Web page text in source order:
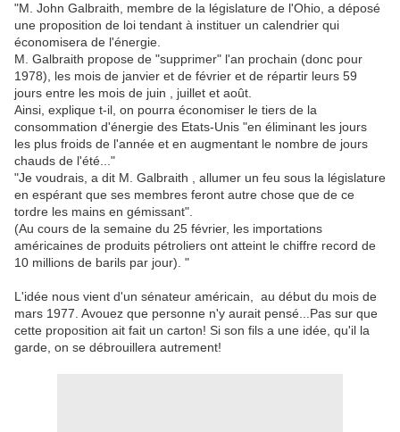
"M. John Galbraith, membre de la législature de l'Ohio, a déposé
une proposition de loi tendant à instituer un calendrier qui
économisera de l'énergie.
M. Galbraith propose de "supprimer" l'an prochain (donc pour
1978), les mois de janvier et de février et de répartir leurs 59
jours entre les mois de juin , juillet et août.
Ainsi, explique t-il, on pourra économiser le tiers de la
consommation d'énergie des Etats-Unis "en éliminant les jours
les plus froids de l'année et en augmentant le nombre de jours
chauds de l'été..."
"Je voudrais, a dit M. Galbraith , allumer un feu sous la législature
en espérant que ses membres feront autre chose que de ce
tordre les mains en gémissant".
(Au cours de la semaine du 25 février, les importations
américaines de produits pétroliers ont atteint le chiffre record de
10 millions de barils par jour). "
L'idée nous vient d'un sénateur américain, au début du mois de
mars 1977. Avouez que personne n'y aurait pensé...Pas sur que
cette proposition ait fait un carton! Si son fils a une idée, qu'il la
garde, on se débrouillera autrement!